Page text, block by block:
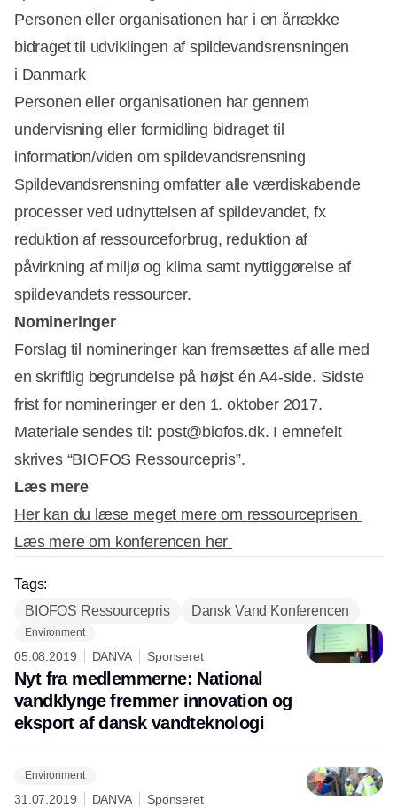
Personen eller organisationen har i en årrække
bidraget til udviklingen af spildevandsrensningen
i Danmark
Personen eller organisationen har gennem
undervisning eller formidling bidraget til
information/viden om spildevandsrensning
Spildevandsrensning omfatter alle værdiskabende
processer ved udnyttelsen af spildevandet, fx
reduktion af ressourceforbrug, reduktion af
påvirkning af miljø og klima samt nyttiggørelse af
spildevandets ressourcer.
Nomineringer
Forslag til nomineringer kan fremsættes af alle med
en skriftlig begrundelse på højst én A4-side. Sidste
frist for nomineringer er den 1. oktober 2017.
Materiale sendes til: post@biofos.dk. I emnefelt
skrives “BIOFOS Ressourcepris”.
Læs mere
Her kan du læse meget mere om ressourceprisen
Læs mere om konferencen her
Tags:
BIOFOS Ressourcepris
Dansk Vand Konferencen
Environment
05.08.2019 DANVA Sponseret
Nyt fra medlemmerne: National
vandklynge fremmer innovation og
eksport af dansk vandteknologi
Environment
31.07.2019 DANVA Sponseret